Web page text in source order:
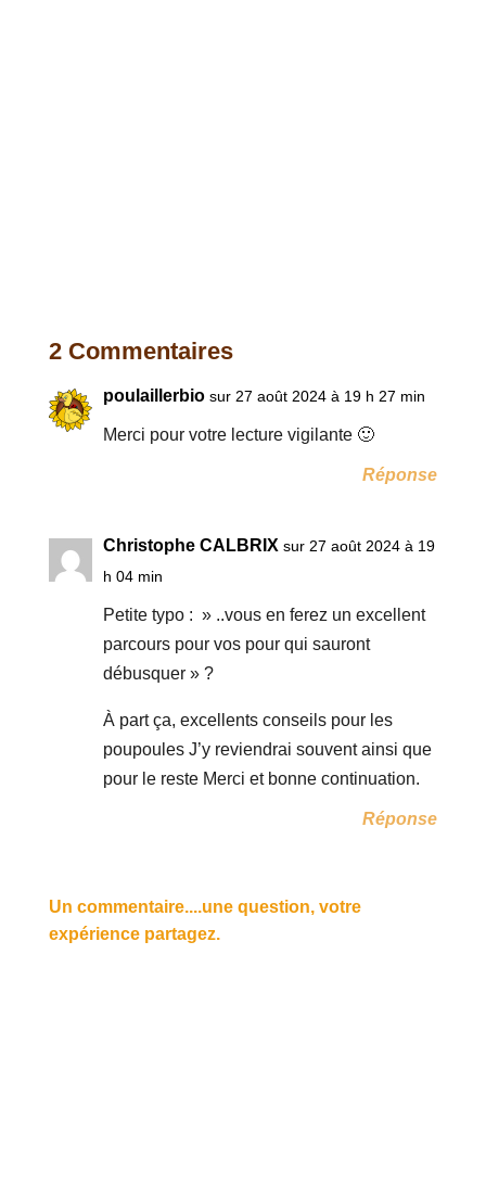
2 Commentaires
poulaillerbio sur 27 août 2024 à 19 h 27 min
Merci pour votre lecture vigilante 🙂
Réponse
Christophe CALBRIX sur 27 août 2024 à 19
h 04 min
Petite typo : » ..vous en ferez un excellent
parcours pour vos pour qui sauront
débusquer » ?
À part ça, excellents conseils pour les
poupoules J’y reviendrai souvent ainsi que
pour le reste Merci et bonne continuation.
Réponse
Un commentaire....une question, votre
expérience partagez.